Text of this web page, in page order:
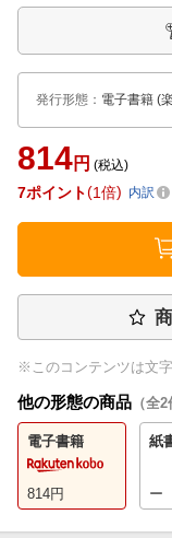
発行形態 ： 電子書籍 (
814円 (税込)
7ポイント 1倍 内訳
※このコンテンツは文
他の形態の商品 （全2
電子書籍
814円
紙
ー